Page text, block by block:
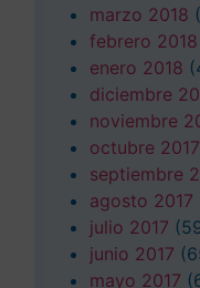
marzo 2018
febrero 2018
enero 2018
diciembre
noviembre
octubre 2017
septiembre
agosto 2017
julio 2017
junio 2017
mayo 2017